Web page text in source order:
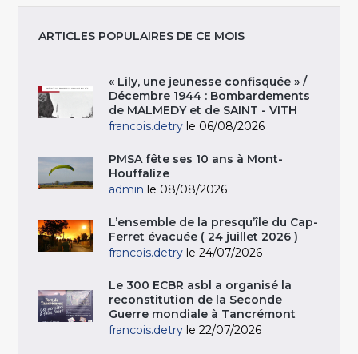
ARTICLES POPULAIRES DE CE MOIS
« Lily, une jeunesse confisquée » /
Décembre 1944 : Bombardements
de MALMEDY et de SAINT - VITH
francois.detry le 06/08/2026
PMSA fête ses 10 ans à Mont-
Houffalize
admin le 08/08/2026
L’ensemble de la presqu’île du Cap-
Ferret évacuée ( 24 juillet 2026 )
francois.detry le 24/07/2026
Le 300 ECBR asbl a organisé la
reconstitution de la Seconde
Guerre mondiale à Tancrémont
francois.detry le 22/07/2026